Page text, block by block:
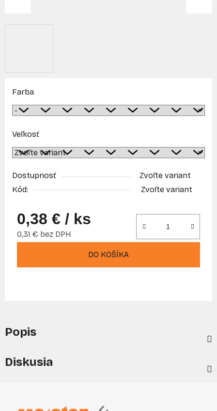
Farba
Veľkosť
Dostupnosť
Zvoľte variant
Kód:
Zvoľte variant
0,38 € / ks
0,31 € bez DPH
DO KOŠÍKA
Popis
Diskusia